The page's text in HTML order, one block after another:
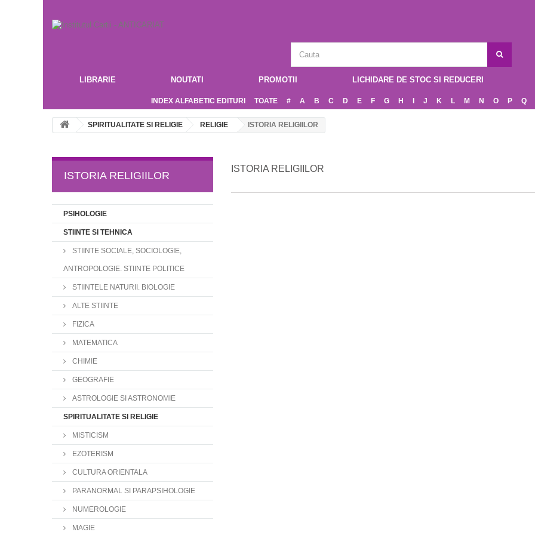
LIBRARIE NOUTATI PROMOTII LICHIDARE DE STOC SI REDUCERI
INDEX ALFABETIC EDITURI TOATE # A B C D E F G H J K L M N O P Q
SPIRITUALITATE SI RELIGIE RELIGIE ISTORIA RELIGIILOR
ISTORIA RELIGIILOR
PSIHOLOGIE
STIINTE SI TEHNICA
STIINTE SOCIALE, SOCIOLOGIE,
ANTROPOLOGIE. STIINTE POLITICE
STIINTELE NATURII. BIOLOGIE
ALTE STIINTE
FIZICA
MATEMATICA
CHIMIE
GEOGRAFIE
ASTROLOGIE SI ASTRONOMIE
SPIRITUALITATE SI RELIGIE
MISTICISM
EZOTERISM
CULTURA ORIENTALA
PARANORMAL SI PARAPSIHOLOGIE
NUMEROLOGIE
MAGIE
ISTORIA RELIGIILOR